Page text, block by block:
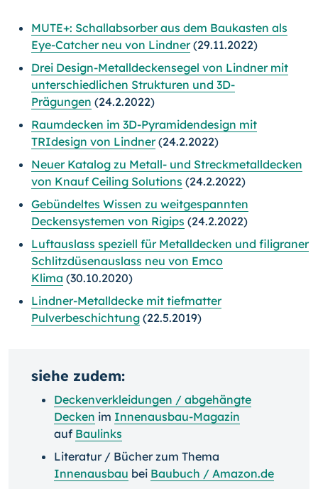
MUTE+: Schallabsorber aus dem Baukasten als
Eye-Catcher neu von Lindner(29.11.2022)
Drei Design-Metalldeckensegel von Lindner mit
unterschiedlichen Strukturen und 3D-
Prägungen (24.2.2022)
Raumdecken im 3D-Pyramidendesign mit
TRIdesign von Lindner(24.2.2022)
Neuer Katalog zu Metall- und Streckmetalldecken
von Knauf Ceiling Solutions (24.2.2022)
Gebündeltes Wissen zu weitgespannten
Deckensystemen von Rigips (24.2.2022)
Luftauslass speziell für Metalldecken und filigraner
Schlitzdüsenauslass neu von Emco
Klima (30.10.2020)
Lindner-Metalldecke mit tiefmatter
Pulverbeschichtung (22.5.2019)
siehe zudem:
Deckenverkleidungen / abgehängte
Decken im Innenausbau-Magazin
auf Baulinks
Literatur / Bücher zum Thema
Innenausbau bei Baubuch / Amazon.de